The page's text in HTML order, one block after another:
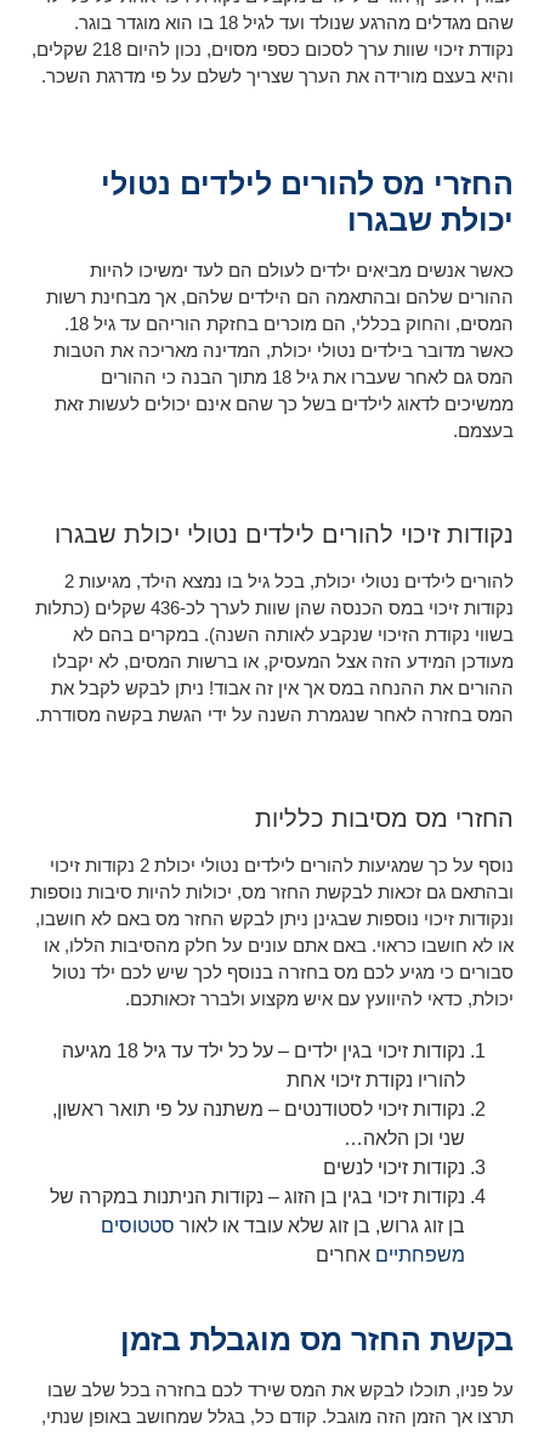
שהם מגדלים מהרגע שנולד ועד לגיל 18 בו הוא מוגדר בוגר.
נקודת זיכוי שוות ערך לסכום כספי מסוים, נכון להיום 218 שקלים,
והיא בעצם מורידה את הערך שצריך לשלם על פי מדרגת השכר.
החזרי מס להורים לילדים נטולי
יכולת שבגרו
כאשר אנשים מביאים ילדים לעולם הם לעד ימשיכו להיות
ההורים שלהם ובהתאמה הם הילדים שלהם, אך מבחינת רשות
המסים, והחוק בכללי, הם מוכרים בחזקת הוריהם עד גיל 18.
כאשר מדובר בילדים נטולי יכולת, המדינה מאריכה את הטבות
המס גם לאחר שעברו את גיל 18 מתוך הבנה כי ההורים
ממשיכים לדאוג לילדים בשל כך שהם אינם יכולים לעשות זאת
בעצמם.
נקודות זיכוי להורים לילדים נטולי יכולת שבגרו
להורים לילדים נטולי יכולת, בכל גיל בו נמצא הילד, מגיעות 2
נקודות זיכוי במס הכנסה שהן שוות לערך לכ-436 שקלים (כתלות
בשווי נקודת הזיכוי שנקבע לאותה השנה). במקרים בהם לא
מעודכן המידע הזה אצל המעסיק, או ברשות המסים, לא יקבלו
ההורים את ההנחה במס אך אין זה אבוד! ניתן לבקש לקבל את
המס בחזרה לאחר שנגמרת השנה על ידי הגשת בקשה מסודרת.
החזרי מס מסיבות כלליות
נוסף על כך שמגיעות להורים לילדים נטולי יכולת 2 נקודות זיכוי
ובהתאם גם זכאות לבקשת החזר מס, יכולות להיות סיבות נוספות
ונקודות זיכוי נוספות שבגינן ניתן לבקש החזר מס באם לא חושבו,
או לא חושבו כראוי. באם אתם עונים על חלק מהסיבות הללו, או
סבורים כי מגיע לכם מס בחזרה בנוסף לכך שיש לכם ילד נטול
יכולת, כדאי להיוועץ עם איש מקצוע ולברר זכאותכם.
נקודות זיכוי בגין ילדים – על כל ילד עד גיל 18 מגיעה
להוריו נקודת זיכוי אחת
נקודות זיכוי לסטודנטים – משתנה על פי תואר ראשון,
שני וכן הלאה…
נקודות זיכוי לנשים
נקודות זיכוי בגין בן הזוג – נקודות הניתנות במקרה של
בן זוג גרוש, בן זוג שלא עובד או לאור סטטוסים
משפחתיים אחרים
בקשת החזר מס מוגבלת בזמן
על פניו, תוכלו לבקש את המס שירד לכם בחזרה בכל שלב שבו
תרצו אך הזמן הזה מוגבל. קודם כל, בגלל שמחושב באופן שנתי,